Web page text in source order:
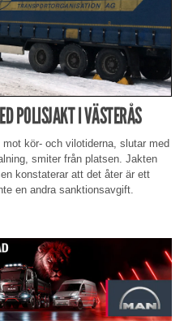
POLISJAKT I VÄSTERÅS
kör- och vilotiderna, slutar med
smiter från platsen. Jakten
konstaterar att det åter är ett
en andra sanktionsavgift.